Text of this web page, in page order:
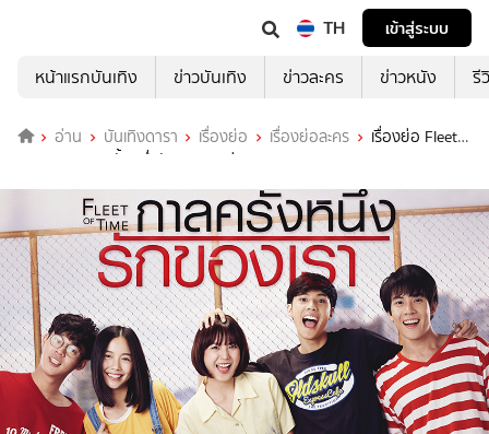
TH
เข้าสู่ระบบ
หน้าแรกบันเทิง
ข่าวบันเทิง ข่าวละคร ข่าวหนัง รี
อ่าน บันเทิงดารา เรื่องย่อ เรื่องย่อละคร
เรื่องย่อ Fleet
On Time กาลครั้งหนึ่งรักของเรา ช่อง GMM25